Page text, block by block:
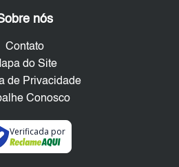
nós
Contato
do Site
de Privacidade
Conosco
Verificada por